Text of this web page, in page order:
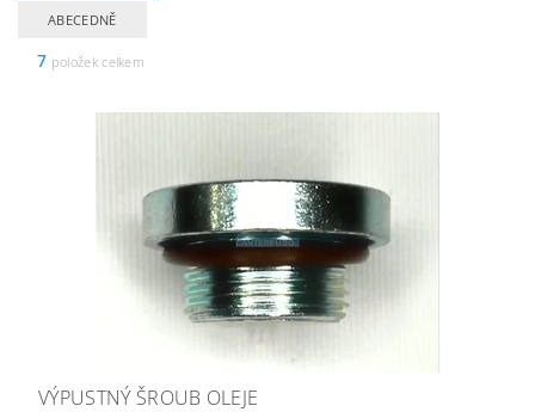
ABECEDNĚ
7 položek celkem
VÝPUSTNÝ ŠROUB OLEJE